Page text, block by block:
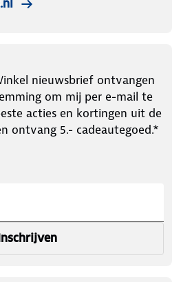
nieuwsbrief ontvangen
om mij per e-mail te
acties en kortingen uit de
ontvang 5.- cadeautegoed.*